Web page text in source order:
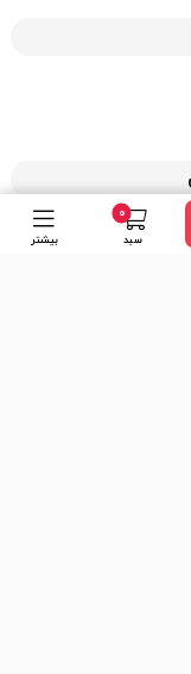
0
سبد بیشتر